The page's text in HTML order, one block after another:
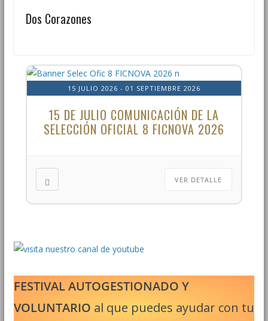
Dos Corazones
15 JULIO 2026 - 01 SEPTIEMBRE 2026
15 DE JULIO COMUNICACIÓN DE LA
SELECCIÓN OFICIAL 8 FICNOVA 2026
VER DETALLE
FESTIVAL AUTOGESTIONADO Y
VOLUNTARIO al que puedes ayudar con tu